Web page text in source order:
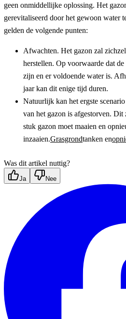
geen onmiddellijke oplossing. Het
gerevitaliseerd door het gewoon water
gelden de volgende punten:
Afwachten. Het gazon zal
herstellen. Op voorwaarde dat
zijn en er voldoende water is.
jaar kan dit enige tijd duren.
Natuurlijk kan het ergste
van het gazon is afgestorven. Dit
stuk gazon moet maaien en
inzaaien.Grasgrondtanken en
Was dit artikel nuttig?
Ja Nee